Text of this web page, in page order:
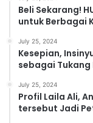
Beli Sekarang!
untuk Berbagai
July 25, 2024
Kesepian,
sebagai Tukang
July 25, 2024
Profil Laila Ali,
tersebut Jadi